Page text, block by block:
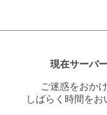
現在サーバ
ご迷惑をおか
しばらく時間を